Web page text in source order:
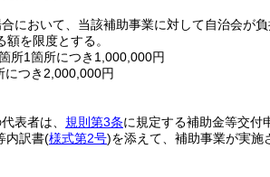
において、当該補助事業に対して自治会が
額を限度とする。
所1箇所につき1,000,000円
つき2,000,000円
表者は、 規則第3条に規定する補助金等交付
内訳書(様式第2号)を添えて、補助事業が実施